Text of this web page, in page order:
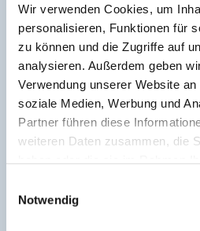
Wir verwenden Cookies, um
personalisieren, Funktionen für
zu können und die Zugriffe auf
analysieren. Außerdem geben
Verwendung unserer Website
soziale Medien, Werbung und
Partner führen diese
weiteren Daten zusammen, die
Notwendig
Online-